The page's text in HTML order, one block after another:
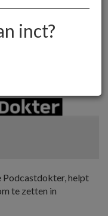
Podcastdokter, helpt
te zetten in
inct?